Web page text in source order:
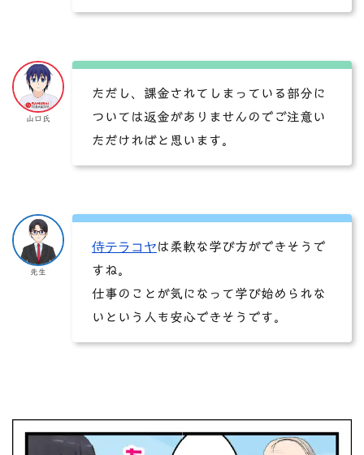
山口氏
ただし、課金されてしまっている部分に
ついては返金がありませんのでご注意い
ただければと思います。
先生
侍テラコヤは柔軟な学び方ができそうで
すね。
仕事のことが気になって学び始められな
いという人も安心できそうです。